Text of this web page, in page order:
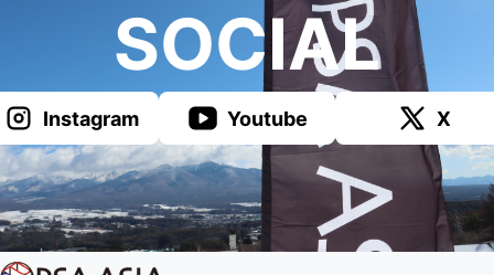
SOCIAL
Instagram Youtube X